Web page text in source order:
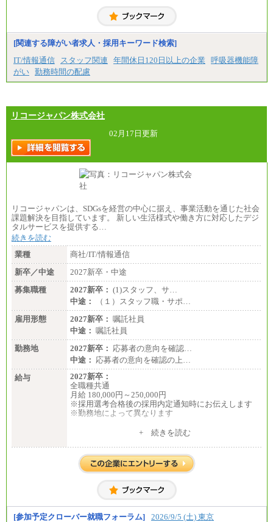
[関連する障がい者求人・採用キーワード検索]
IT/情報通信
スタッフ関連 年間休日120日以上の企業
呼吸器機能障
がい 勤務時間の配慮
リコージャパン株式会社
02月17日更新
リコージャパンは、SDGsを経営の中心に据え、事業活動を通じた社会
課題解決を目指しています。 新しい生活様式や働き方に対応したデジ
タルサービスを提供する…
続きを読む
業種
商社/IT/情報通信
新卒／中途
2027新卒・中途
募集職種
2027新卒： (1)スタッフ、サ…
中途：
（１）スタッフ職・サポ…
雇用形態
2027新卒： 嘱託社員
中途： 嘱託社員
勤務地
2027新卒： 応募者の意向を確認…
中途： 応募者の意向を確認の上…
給与
2027新卒：
全職種共通
月給 180,000円～250,000円
※採用選考合格後の採用内定通知時にお伝えします
※勤務地によって異なります
月給 200,000円～250,000円
入社時の処遇は経験・能力を考慮の上、当社規程に
より決定します。
お伝えします。
+ 続きを読む
[参加予定クローバー就職フォーラム] 2026/9/5 (土) 東京